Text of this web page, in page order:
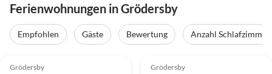
Ferienwohnungen in Grödersby
Empfohlen Gäste Bewertung
Anzahl Schlafzimmer
Grödersby
Top-Inserat
Grödersby